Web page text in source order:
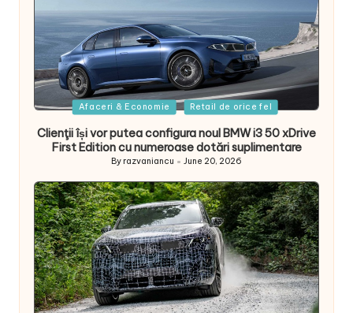
Posted
Afaceri & Economie Retail de orice fel
Clienţii își vor putea configura noul BMW i3 50 xDrive
First Edition cu numeroase dotări suplimentare
Posted
By razvaniancu June 20, 2026